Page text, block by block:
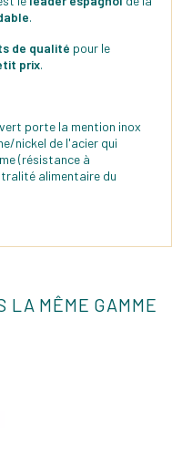
.
de qualité pour le
prix.
porte la mention inox
nickel de l'acier qui
(résistance à
alimentaire du
LA MÊME GAMME